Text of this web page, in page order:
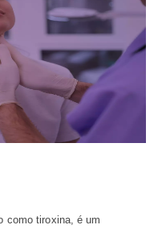
como tiroxina, é um